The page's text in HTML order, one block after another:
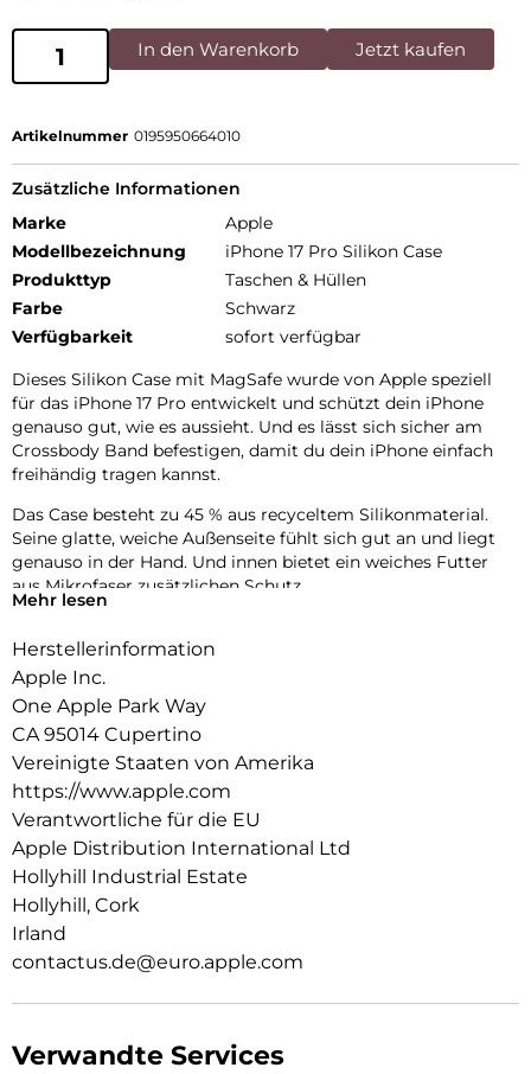
In den Warenkorb Jetzt kaufen
Artikelnummer 0195950664010
Zusätzliche Informationen
Marke
Apple
Modellbezeichnung
iPhone 17 Pro Silikon Case
Produkttyp
Taschen & Hüllen
Farbe
Schwarz
Verfügbarkeit
sofort verfügbar
Dieses Silikon Case mit MagSafe wurde von Apple speziell
für das iPhone 17 Pro entwickelt und schützt dein iPhone
genauso gut, wie es aussieht. Und es lässt sich sicher am
Crossbody Band befestigen, damit du dein iPhone einfach
freihändig tragen kannst.
Das Case besteht zu 45 % aus recyceltem Silikon­material.
Seine glatte, weiche Außenseite fühlt sich gut an und liegt
genauso in der Hand. Und innen bietet ein weiches Futter
aus Mikrofaser zusätzlichen Schutz.
Es kommt mit Saphirglas mit einer leitenden Schicht, die die
Bewegungen deines Fingers zur Kamerasteuerung
überträgt.
Mit integrierten Magneten, die sich perfekt am iPhone 17 Pro
ausrichten, hält das Case ganz einfach und sorgt für
schnelleres kabel­loses Laden. Lass dein iPhone beim Laden
einfach im Case und docke dein MagSafe Ladegerät an oder
leg es auf dein Qi2 25W oder Qi zertifiziertes Ladegerät.
Wie jedes von Apple entwickelte Case durchläuft es im Laufe
des Design‑ und Fertigungs­prozesses Tausende von
Teststunden. Deshalb sieht es nicht nur großartig aus,
sondern ist auch dafür gemacht, dein iPhone vor Kratzern
und bei Stürzen zu schützen.
Mehr lesen
Herstellerinformation
Apple Inc.
One Apple Park Way
CA 95014 Cupertino
Vereinigte Staaten von Amerika
https://www.apple.com
Verantwortliche für die EU
Apple Distribution International Ltd
Hollyhill Industrial Estate
Hollyhill, Cork
Irland
contactus.de@euro.apple.com
Verwandte Services